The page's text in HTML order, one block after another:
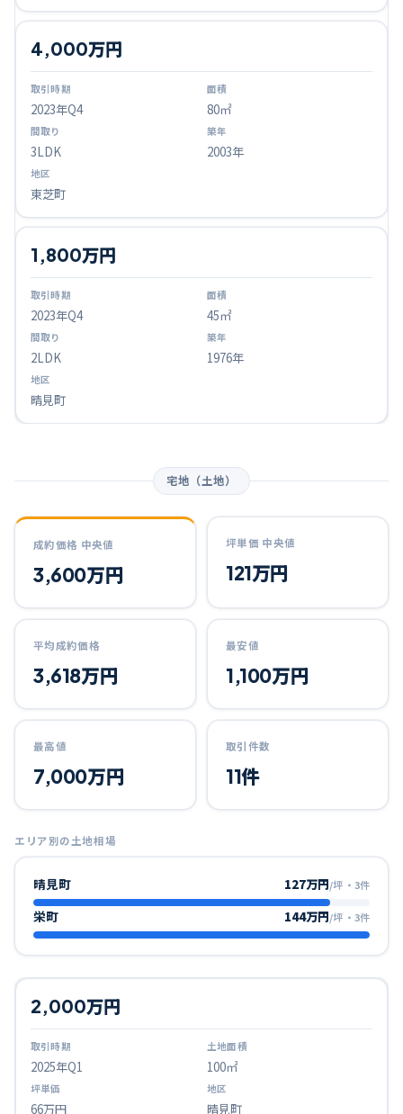
2023年Q4
4,000万円
80㎡
3LDK 2003年
東芝町
2023年Q4
1,800万円
45㎡
2LDK 1976年
晴見町
宅地（土地）
成約価格 中央値
3,600万円
坪単価 中央値
121万円
平均成約価格
3,618万円
最安値
1,100万円
最高値
7,000万円
取引件数
11件
エリア別の土地相場
晴見町 127万円/坪 ・ 3件
栄町 144万円/坪 ・ 3件
2025年Q1
2,000万円
100㎡
66万円 晴見町